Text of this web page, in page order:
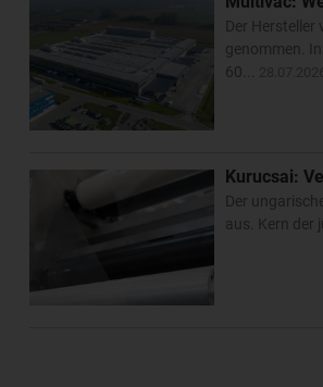
Der
genommen.
60...
Kurucsai:
Der
aus. Kern der